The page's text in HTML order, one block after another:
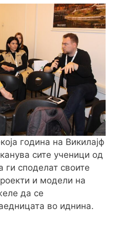
година на Викилајф
сите ученици од
ги споделат своите
и модели на
да се
во иднина.